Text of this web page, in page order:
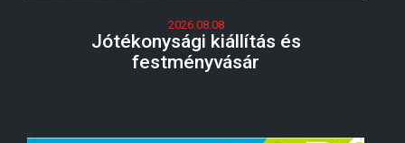
2026.08.08
Jótékonysági kiállítás és
festményvásár